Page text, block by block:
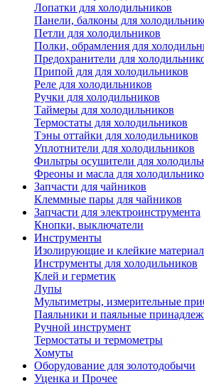
Лопатки для холодильников
Панели, балконы для
Петли для холодильников
Полки, обрамления для
Предохранители для
Припой для для холодильников
Реле для холодильников
Ручки для холодильников
Таймеры для холодильников
Термостаты для холодильников
Тэны оттайки для холодильников
Уплотнители для холодильников
Фильтры осушители для
Фреоны и масла для
Запчасти для чайников
Клеммные пары для чайников
Запчасти для электроинструмента
Кнопки, выключатели
Инструменты
Изолирующие и клейкие
Инструменты для холодильников
Клей и герметик
Лупы
Мультиметры, измерительные
Паяльники и паяльные
Ручной инструмент
Термостаты и термометры
Хомуты
Оборудование для золотодобычи
Уценка и Прочее